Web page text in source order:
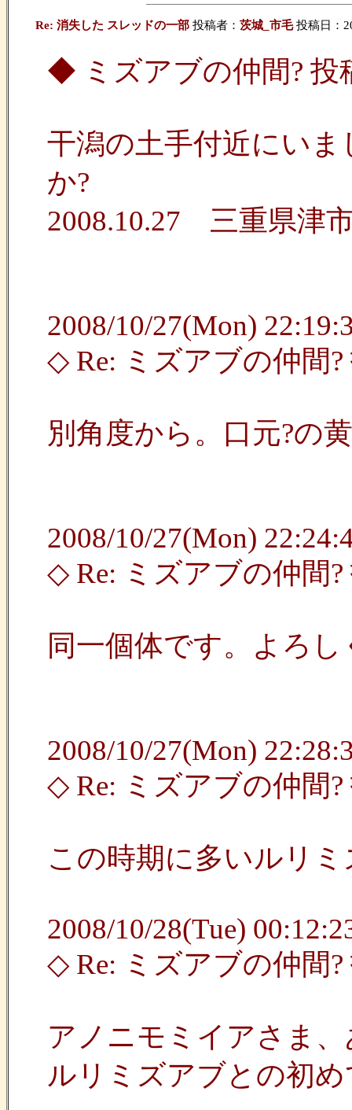
Re: 消失した スレッドの一部 投稿者： 茨城_市毛投稿日：
◆ ミズアブの仲間? 投
干潟の土手付近にい
か?
2008.10.27 三重県津
2008/10/27(Mon)
◇ Re: ミズアブの仲間
別角度から。口元?の
2008/10/27(Mon)
◇ Re: ミズアブの仲間
同一個体です。よろ
2008/10/27(Mon)
◇ Re: ミズアブの仲間
この時期に多いルリ
2008/10/28(Tue)
◇ Re: ミズアブの仲間
アノニモミイアさま
ルリミズアブとの初